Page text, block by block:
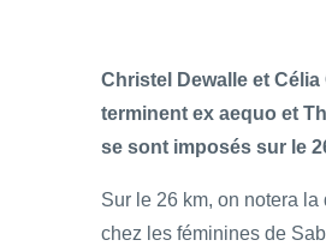
Christel Dewalle et
terminent ex aequo et
se sont imposés sur le
Sur le 26 km, on notera la
chez les féminines de